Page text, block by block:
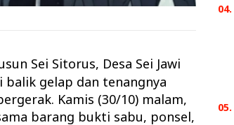
Sei Sitorus, Desa Sei Jawi
balik gelap dan tenangnya
Kamis (30/10) malam,
barang bukti sabu, ponsel,